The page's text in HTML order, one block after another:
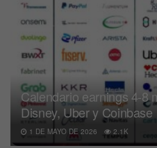
Calendario earnings 4-8
Disney, Uber y Coinbase
1 DE MAYO DE 2026 2.1K